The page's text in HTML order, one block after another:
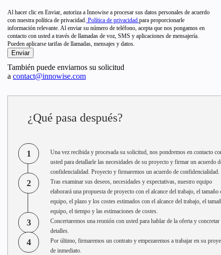
Al hacer clic en Enviar, autoriza a Innowise a procesar sus datos personales de acuerdo
con nuestra política de privacidad. Política de privacidad para proporcionarle
información relevante. Al enviar su número de teléfono, acepta que nos pongamos en
contacto con usted a través de llamadas de voz, SMS y aplicaciones de mensajería.
Pueden aplicarse tarifas de llamadas, mensajes y datos.
También puede enviarnos su solicitud
a contact@innowise.com
¿Qué pasa después?
1
Una vez recibida y procesada su solicitud, nos pondremos en contacto
usted para detallarle las necesidades de su proyecto y firmar un acuerdo
confidencialidad. Proyecto y firmaremos un acuerdo de confidencialidad.
2
Tras examinar sus deseos, necesidades y expectativas, nuestro equipo
elaborará una propuesta de proyecto con el alcance del trabajo, el tamaño
equipo, el plazo y los costes estimados con el alcance del trabajo, el
equipo, el tiempo y las estimaciones de costes.
3
Concertaremos una reunión con usted para hablar de la oferta y concretar
detalles.
4
Por último, firmaremos un contrato y empezaremos a trabajar en su
de inmediato.